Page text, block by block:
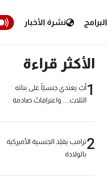
البرامج نشرة الأخبار
الأكثر قراءة
1أبٌ يعتدي جنسيّاً على بناته
الثلاث… واعترافاتٌ صادمة
2ترامب يقيّد الجنسية الأميركية
بالولادة